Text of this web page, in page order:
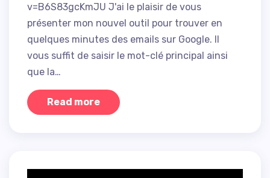
v=B6S83gcKmJU J'ai le plaisir de vous
présenter mon nouvel outil pour trouver en
quelques minutes des emails sur Google. Il
vous suffit de saisir le mot-clé principal ainsi
que la…
Read more